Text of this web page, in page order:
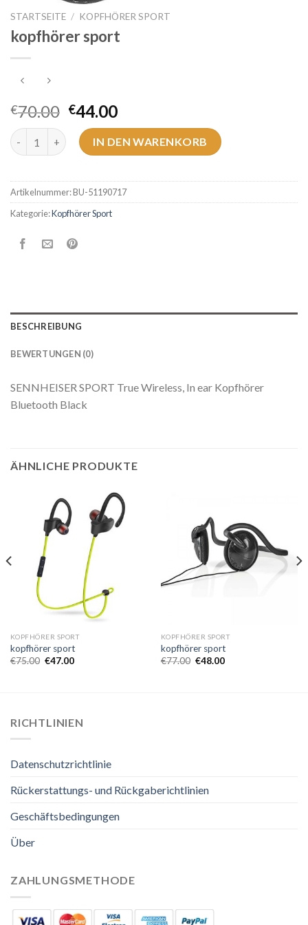
STARTSEITE / KOPFHÖRER SPORT
kopfhörer sport
€70.00 €44.00
kopfhörer sport MengeIN DEN WARENKORB
Artikelnummer:BU-51190717
Kategorie:Kopfhörer Sport
BESCHREIBUNG
BEWERTUNGEN (0)
SENNHEISER SPORT True Wireless, In ear Kopfhörer
Bluetooth Black
ÄHNLICHE PRODUKTE
KOPFHÖRER SPORT
kopfhörer sport
€75.00 €47.00
KOPFHÖRER SPORT
kopfhörer sport
€77.00 €48.00
RICHTLINIEN
Datenschutzrichtlinie
Rückerstattungs- und Rückgaberichtlinien
Geschäftsbedingungen
Über
ZAHLUNGSMETHODE